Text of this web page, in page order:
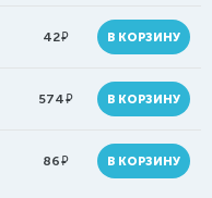
42руб. В КОРЗИНУ
574руб. В КОРЗИНУ
86руб. В КОРЗИНУ